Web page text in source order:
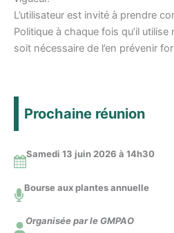
L’utilisateur est invité à prendre
Politique à chaque fois qu’il utilise
soit nécessaire de l’en prévenir
Prochaine réunion
Samedi 13 juin 2026 à 14h30
Bourse aux plantes annuelle
Organisée par le GMPAO